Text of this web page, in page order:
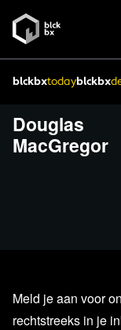
blckbxtodayblckbx
Douglas
MacGregor
Meld je aan voor
rechtstreeks in je